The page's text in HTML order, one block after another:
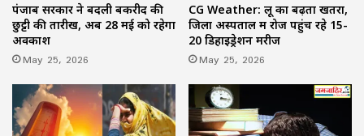
पंजाब सरकार ने बदली बकरीद की
छुट्टी की तारीख, अब 28 मई को रहेगा
अवकाश
May 25, 2026
CG Weather: लू का बढ़ता खतरा,
जिला अस्पताल में रोज पहुंच रहे 15-
20 डिहाइड्रेशन मरीज
May 25, 2026